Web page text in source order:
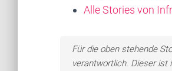
Alle Stories von
Für die oben stehende
verantwortlich. Dieser ist